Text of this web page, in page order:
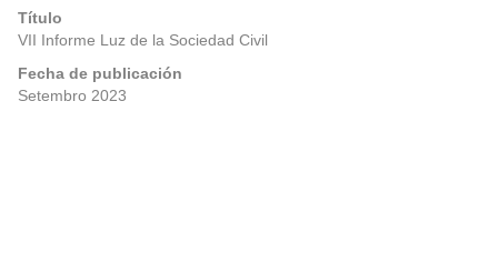
Título
VII Informe Luz de la Sociedad Civil
Fecha de publicación
Setembro 2023